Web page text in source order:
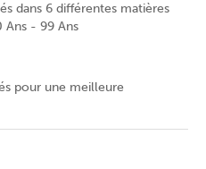
dans 6 différentes matières
- 99 Ans
pour une meilleure